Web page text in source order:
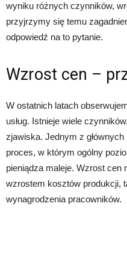
wyniku różnych czynników,
przyjrzymy się temu
odpowiedź na to pytanie.
Wzrost cen –
W ostatnich latach
usług. Istnieje wiele
zjawiska. Jednym z
proces, w którym ogólny
pieniądza maleje. Wzrost
wzrostem kosztów produkcji,
wynagrodzenia pracowników.